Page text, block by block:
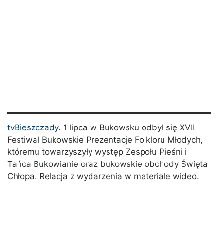
tvBieszczady. 1 lipca w Bukowsku odbył się XVII
Festiwal Bukowskie Prezentacje Folkloru Młodych,
któremu towarzyszyły występ Zespołu Pieśni i
Tańca Bukowianie oraz bukowskie obchody Święta
Chłopa. Relacja z wydarzenia w materiale wideo.